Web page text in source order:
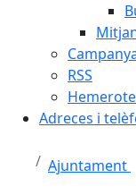
RSS
Adreces i
Ajuntament